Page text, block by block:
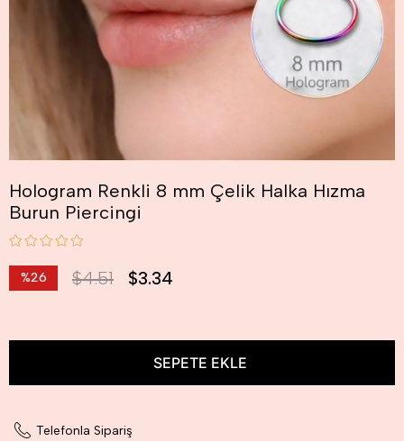
Hologram Renkli 8 mm Çelik Halka Hızma
Burun Piercingi
%26
$4.51 $3.34
Telefonla Sipariş